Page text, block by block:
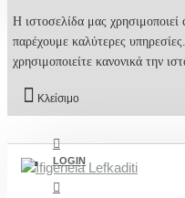
Η ιστοσελίδα μας
παρέχουμε καλύτερες
χρησιμοποιείτε κανονικά την
Κλείσιμο
LOGIN